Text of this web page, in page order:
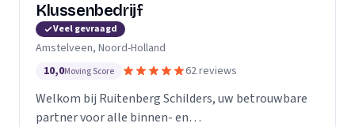
Klussenbedrijf
Veel gevraagd
Amstelveen, Noord-Holland
10,0Moving Score 62 reviews
Welkom bij Ruitenberg Schilders, uw betrouwbare
partner voor alle binnen- en